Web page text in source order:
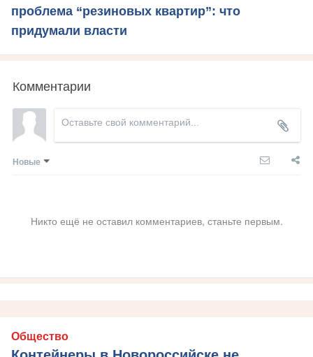
проблема “резиновых квартир”: что
придумали власти
Комментарии
Новые
Никто ещё не оставил комментариев, станьте первым.
Общество